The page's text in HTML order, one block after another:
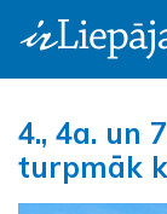
4., 4a. un
turpmāk